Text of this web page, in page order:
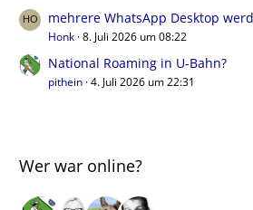
mehrere WhatsApp Desktop
Honk 8. Juli 2026 um 08:22
National Roaming in U-Bahn?
pithein 4. Juli 2026 um 22:31
Wer war online?